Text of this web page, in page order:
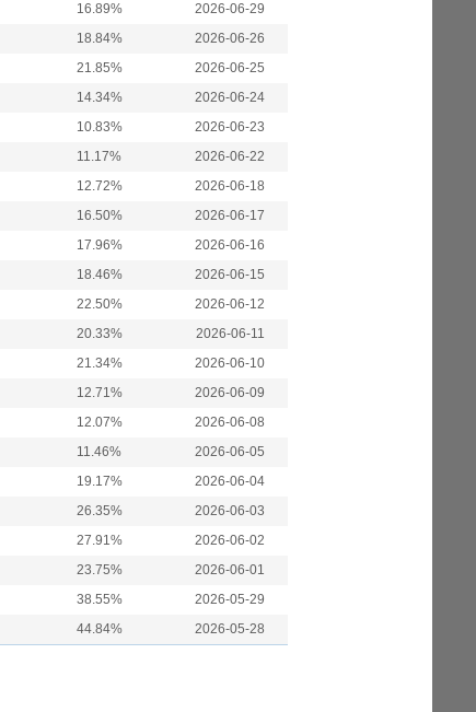
16.89%
2026-06-29
18.84%
2026-06-26
21.85%
2026-06-25
14.34%
2026-06-24
10.83%
2026-06-23
11.17%
2026-06-22
12.72%
2026-06-18
16.50%
2026-06-17
17.96%
2026-06-16
18.46%
2026-06-15
22.50%
2026-06-12
20.33%
2026-06-11
21.34%
2026-06-10
12.71%
2026-06-09
12.07%
2026-06-08
11.46%
2026-06-05
19.17%
2026-06-04
26.35%
2026-06-03
27.91%
2026-06-02
23.75%
2026-06-01
38.55%
2026-05-29
44.84% 2026-05-28